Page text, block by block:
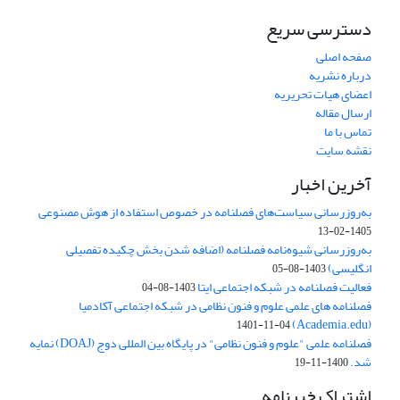
دسترسی سریع
صفحه اصلی
درباره نشریه
اعضای هیات تحریریه
ارسال مقاله
تماس با ما
نقشه سایت
آخرین اخبار
به‌روزرسانی سیاست‌های فصلنامه در خصوص استفاده از هوش مصنوعی
1405-02-13
به‌روزرسانی شیوه‌نامه فصلنامه (اضافه شدن بخش چکیده تفصیلی
انگلیسی)1403-08-05
فعالیت فصلنامه در شبکه اجتماعی ایتا1403-08-04
فصلنامه های علمی علوم و فنون نظامی در شبکه اجتماعی آکادمیا
(Academia.edu)
1401-11-04
فصلنامه علمی "علوم و فنون نظامی" در پایگاه بین المللی دوج (DOAJ) نمایه
شد.1400-11-19